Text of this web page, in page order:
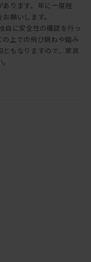
ります。年に一度程
願いします。
自に安全性の確認を行っ
上での飛び跳ねや踏み
もなりますので、家具